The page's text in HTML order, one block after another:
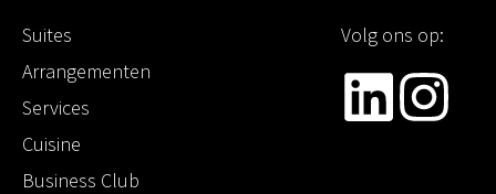
Suites
Arrangementen
Services
Cuisine
Business Club
Volg ons op: